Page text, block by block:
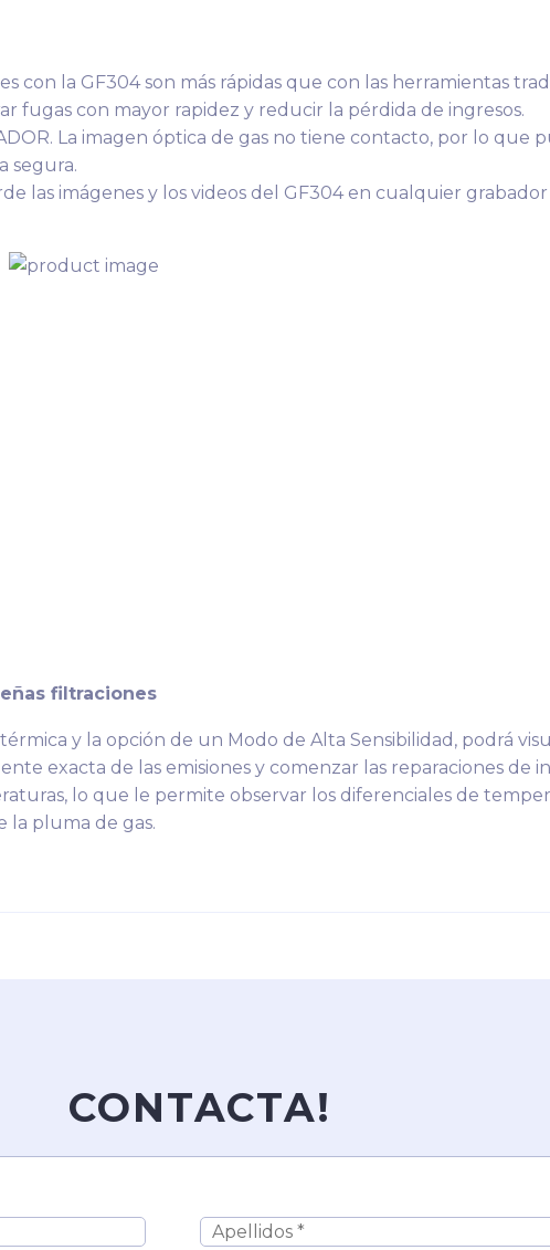
con la GF304 son más rápidas que con las herramientas
fugas con mayor rapidez y reducir la pérdida de ingresos.
La imagen óptica de gas no tiene contacto, por lo que
segura.
las imágenes y los videos del GF304 en cualquier
filtraciones
y la opción de un Modo de Alta Sensibilidad, podrá
exacta de las emisiones y comenzar las reparaciones de
lo que le permite observar los diferenciales de
la pluma de gas.
CONTACTA!